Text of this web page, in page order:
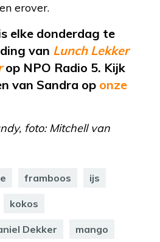
erover.
elke donderdag te
van Lunch Lekker
op NPO Radio 5. Kijk
van Sandra op onze
foto: Mitchell van
framboos ijs
kokos
Dekker mango